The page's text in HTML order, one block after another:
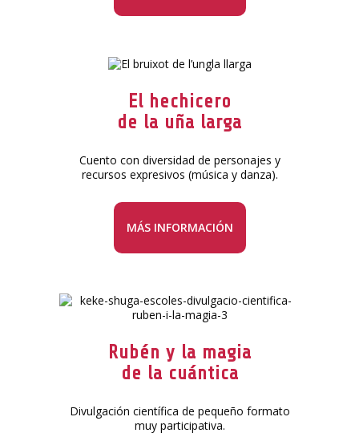
El hechicero
de la uña larga
Cuento con diversidad de personajes y
recursos expresivos (música y danza).
MÁS INFORMACIÓN
Rubén y la magia
de la cuántica
Divulgación científica de pequeño formato
muy participativa.